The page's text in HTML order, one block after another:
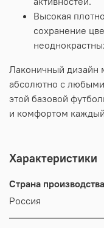
Высокая
сохранение
Лаконичный дизайн
абсолютно с
этой базовой
и комфортом
Характеристики
Страна производства
Россия